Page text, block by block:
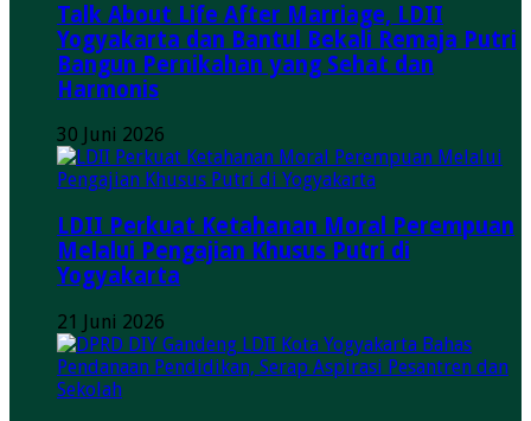
Talk About Life After Marriage, LDII
Yogyakarta dan Bantul Bekali Remaja Putri
Bangun Pernikahan yang Sehat dan
Harmonis
30 Juni 2026
LDII Perkuat Ketahanan Moral Perempuan
Melalui Pengajian Khusus Putri di
Yogyakarta
21 Juni 2026